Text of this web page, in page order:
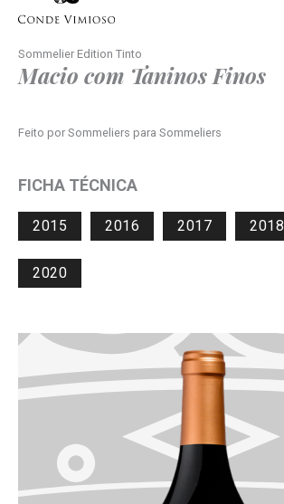
Sommelier Edition Tinto
Macio com Taninos Finos
Feito por Sommeliers para Sommeliers
FICHA TÉCNICA
2015 2016 2017 2018
2020